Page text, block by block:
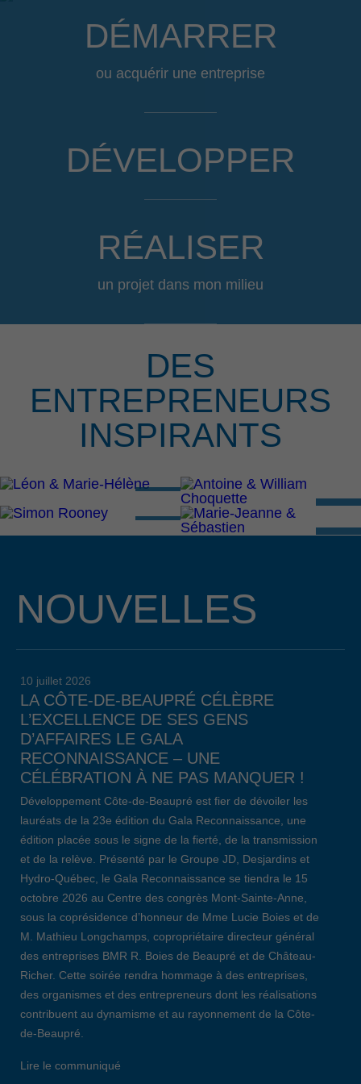
DÉMARRER
ou acquérir une entreprise
DÉVELOPPER
RÉALISER
un projet dans mon milieu
DES
ENTREPRENEURS
INSPIRANTS
NOUVELLES
10 juillet 2026
LA CÔTE-DE-BEAUPRÉ CÉLÈBRE
L’EXCELLENCE DE SES GENS
D’AFFAIRES LE GALA
RECONNAISSANCE – UNE
CÉLÉBRATION À NE PAS MANQUER !
Développement Côte-de-Beaupré est fier de dévoiler les
lauréats de la 23e édition du Gala Reconnaissance, une
édition placée sous le signe de la fierté, de la transmission
et de la relève. Présenté par le Groupe JD, Desjardins et
Hydro-Québec, le Gala Reconnaissance se tiendra le 15
octobre 2026 au Centre des congrès Mont-Sainte-Anne,
sous la coprésidence d’honneur de Mme Lucie Boies et de
M. Mathieu Longchamps, copropriétaire directeur général
des entreprises BMR R. Boies de Beaupré et de Château-
Richer. Cette soirée rendra hommage à des entreprises,
des organismes et des entrepreneurs dont les réalisations
contribuent au dynamisme et au rayonnement de la Côte-
de-Beaupré.
Lire le communiqué